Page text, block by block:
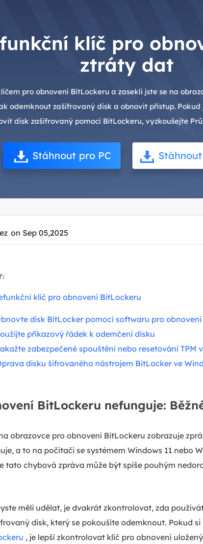
klíč pro
ztráty dat
pro obnovení BitLockeru a zasekli jste se na
odemknout zašifrovaný disk a obnovit přístup.
disk zašifrovaný pomocí BitLockeru, vyzkoušejte
Stáhnout pro PC
on Sep 05,2025
klíč pro obnovení BitLockeru
disk BitLocker pomocí softwaru pro obnovení
příkazový řádek k odemčení disku
zabezpečené spouštění nebo resetování TPM
disku šifrovaného nástrojem BitLocker ve
BitLockeru nefunguje:
obrazovce pro obnovení BitLockeru zobrazuje
a to na počítači se systémem Windows 11 nebo
tato chybová zpráva může být spíše pouhým
měli udělat, je dvakrát zkontrolovat, zda
disk, který se pokoušíte odemknout. Pokud
, je lepší zkontrolovat klíč pro obnovení